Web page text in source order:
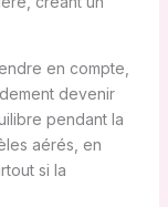
en compte,
devenir
pendant la
aérés, en
si la